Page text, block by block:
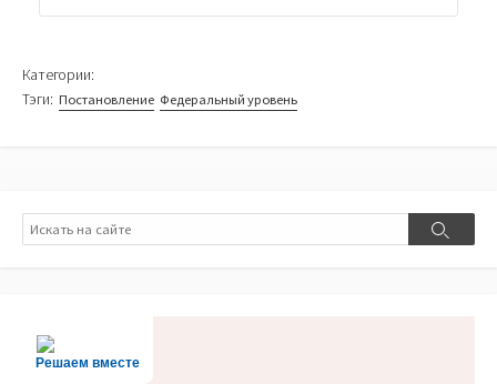
Категории:
Тэги: Постановление Федеральный уровень
Поиск
Поиск
Решаем вместе